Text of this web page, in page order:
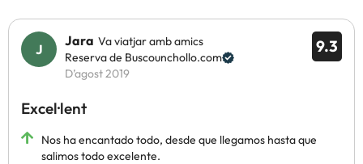
9.3
Jara Va viatjar amb amics
Reserva de Buscounchollo.com
D’agost 2019
Excel·lent
Nos ha encantado todo, desde que llegamos hasta que
salimos todo excelente.